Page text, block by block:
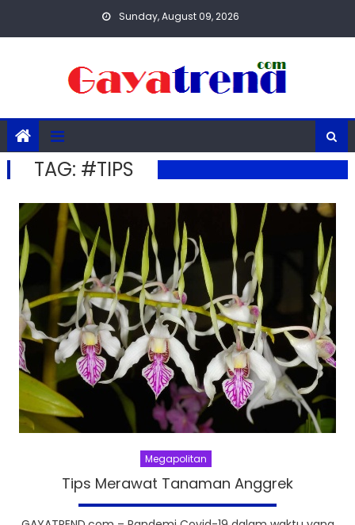
Sunday, August 09, 2026
TAG: #TIPS
Megapolitan
Tips Merawat Tanaman Anggrek